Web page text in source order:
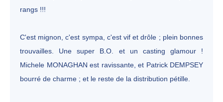
rangs !!!
C'est mignon, c'est sympa, c'est vif et drôle ; plein bonnes
trouvailles. Une super B.O. et un casting glamour !
Michele MONAGHAN est ravissante, et Patrick DEMPSEY
bourré de charme ; et le reste de la distribution pétille.